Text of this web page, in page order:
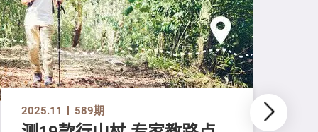
2025.11 589期